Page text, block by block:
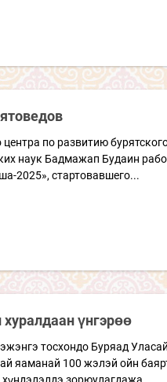
по развитию
наук Бадмажап Будаин
2025», стартовавшего...
үнгэрөө
тосхондо Буряад
яаманай 100 жэлэй ойн